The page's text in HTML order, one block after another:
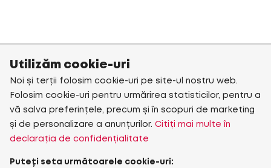
Utilizăm cookie-uri
Noi și terții folosim cookie-uri pe site-ul nostru web.
Folosim cookie-uri pentru urmărirea statisticilor, pentru a
vă salva preferințele, precum și în scopuri de marketing
și de personalizare a anunțurilor. Citiți mai multe în
declarația de confidențialitate
Puteți seta următoarele cookie-uri: